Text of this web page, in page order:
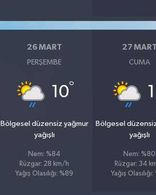
26 MART
PERŞEMBE
10°
Bölgesel düzensiz yağmur
yağışlı
Nem: %84
Rüzgar: 28 km/h
Yağış Olasılığı: %89
27 MART
CUMA
Bölgesel
yağışlı
Nem: %80
Rüzgar: 34
Yağış Olasılığı: